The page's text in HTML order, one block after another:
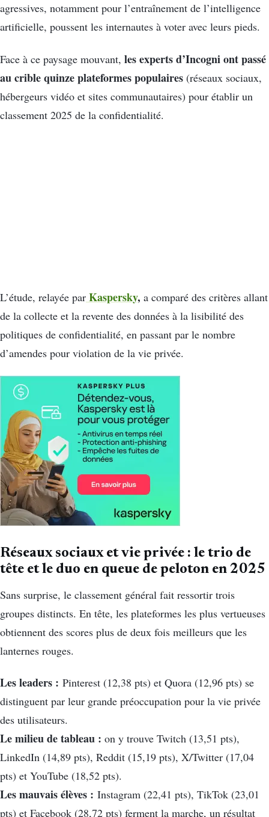
agressives, notamment pour l’entraînement de l’intelligence
artificielle, poussent les internautes à voter avec leurs pieds.
Face à ce paysage mouvant, les experts d’Incogni ont passé
au crible quinze plateformes populaires (réseaux sociaux,
hébergeurs vidéo et sites communautaires) pour établir un
classement 2025 de la confidentialité.
L’étude, relayée par Kaspersky, a comparé des critères allant
de la collecte et la revente des données à la lisibilité des
politiques de confidentialité, en passant par le nombre
d’amendes pour violation de la vie privée.
Réseaux sociaux et vie privée : le trio de
tête et le duo en queue de peloton en 2025
Sans surprise, le classement général fait ressortir trois
groupes distincts. En tête, les plateformes les plus vertueuses
obtiennent des scores plus de deux fois meilleurs que les
lanternes rouges.
Les leaders : Pinterest (12,38 pts) et Quora (12,96 pts) se
distinguent par leur grande préoccupation pour la vie privée
des utilisateurs.
Le milieu de tableau : on y trouve Twitch (13,51 pts),
LinkedIn (14,89 pts), Reddit (15,19 pts), X/Twitter (17,04
pts) et YouTube (18,52 pts).
Les mauvais élèves : Instagram (22,41 pts), TikTok (23,01
pts) et Facebook (28,72 pts) ferment la marche, un résultat